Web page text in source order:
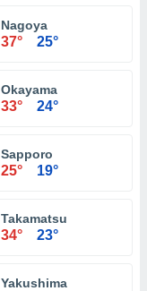
Nagoya
37° 25°
Okayama
33° 24°
Sapporo
25° 19°
Takamatsu
34° 23°
Yakushima